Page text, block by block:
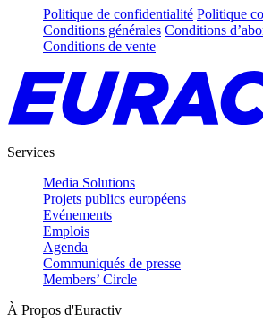
Politique de confidentialité Politique
Conditions générales Conditions
Conditions de vente
Services
Media Solutions
Projets publics européens
Evénements
Emplois
Agenda
Communiqués de presse
Members’ Circle
À Propos d'Euractiv